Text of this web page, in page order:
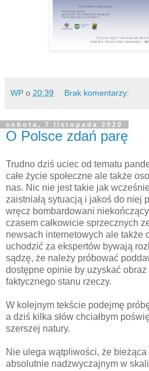
WP o 20:39 Brak komentarzy:
sobota, 7 listopada 2020
O Polsce zdań parę
Trudno dziś uciec od tematu
całe życie społeczne ale także
nas. Nic nie jest takie jak
zaistniałą sytuacją i jakoś do niej
wręcz bombardowani
czasem całkowicie sprzecznych
newsach internetowych ale także
uchodzić za ekspertów bywają
sądzę, że należy próbować
dostępne opinie by uzyskać
faktycznego stanu rzeczy.
W kolejnym tekście podejmę
a dziś kilka słów chciałbym
szerszej natury.
Nie ulega wątpliwości, że
absolutnie nadzwyczajnym w